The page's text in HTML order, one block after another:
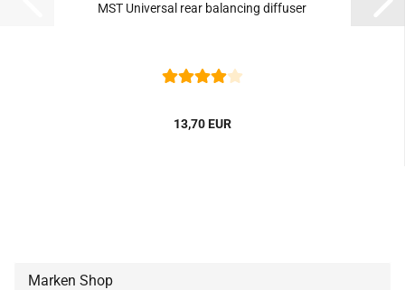
MST Universal rear balancing diffuser
13,70 EUR
Marken Shop